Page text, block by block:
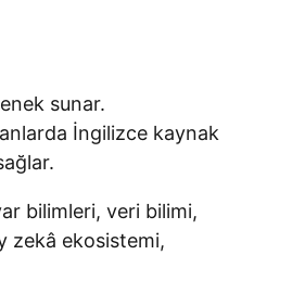
sunar.
İngilizce kaynak
bilimleri, veri bilimi,
zekâ ekosistemi,